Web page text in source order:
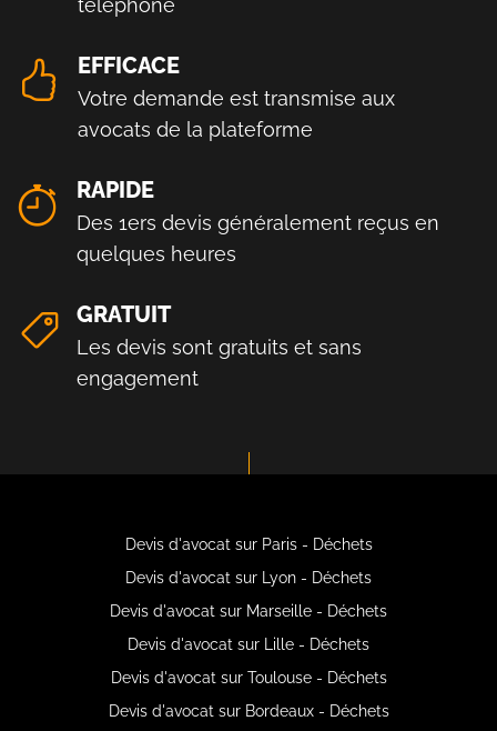
téléphone
EFFICACE
Votre demande est transmise aux
avocats de la plateforme
RAPIDE
Des 1ers devis généralement reçus en
quelques heures
GRATUIT
Les devis sont gratuits et sans
engagement
Devis d'avocat sur Paris - Déchets
Devis d'avocat sur Lyon - Déchets
Devis d'avocat sur Marseille - Déchets
Devis d'avocat sur Lille - Déchets
Devis d'avocat sur Toulouse - Déchets
Devis d'avocat sur Bordeaux - Déchets